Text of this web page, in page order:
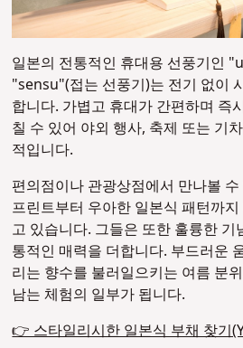
일본의 전통적인 휴대용 선풍기인
"sensu"(접는 선풍기)는 전기 없이
합니다. 가볍고 휴대가 간편하며 즉
칠 수 있어 야외 행사, 축제 또는 기
적입니다.
편의점이나 관광상점에서 만나볼
프린트부터 우아한 일본식 패턴까
고 있습니다. 그들은 또한 훌륭한 기
통적인 매력을 더합니다. 부드러운
리는 향수를 불러일으키는 여름 분
남는 체험의 일부가 됩니다.
👉 스타일리시한 일본식 부채 찾기